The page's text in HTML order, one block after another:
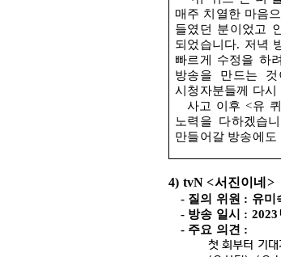
매주 치열한 마음
들였던 분이었고
되었습니다. 저녁
빠르게 수정을 하
방송을 만드는 것
시청자분들께 다
사고 이후<유
노력을 다하겠습
만들어갈 방송에
4) tvN <서진이네 >
- 질의 위원 : 유미
- 방송 일시 : 2023
- 주요 의견 :
첫 회부터 기